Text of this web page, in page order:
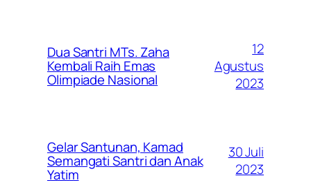
Dua Santri MTs. Zaha
Kembali Raih Emas
Olimpiade Nasional
12
Agustus
2023
Gelar Santunan, Kamad
Semangati Santri dan Anak
Yatim
30 Juli
2023